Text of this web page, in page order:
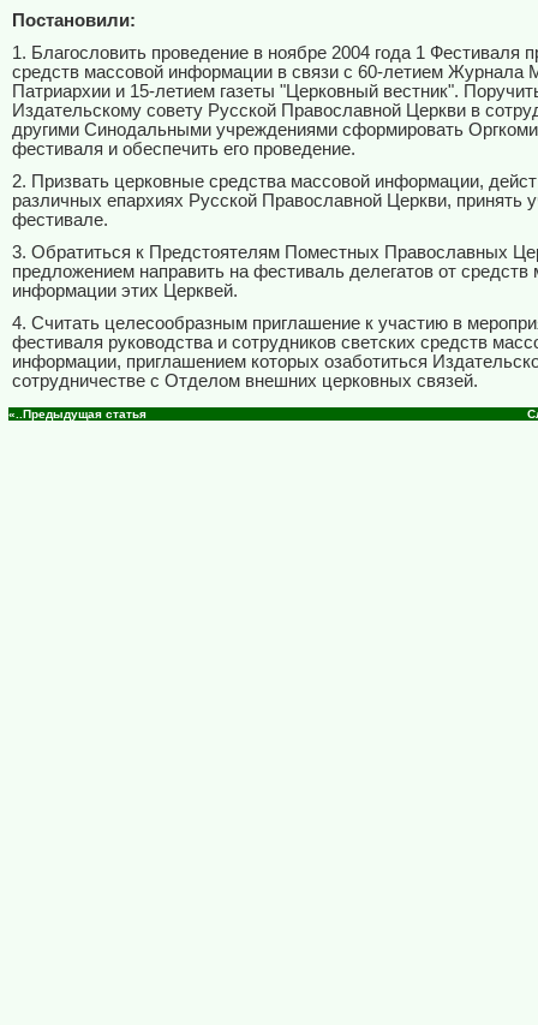
Постановили:
1. Благословить проведение в ноябре 2004 года 1 Фестиваля
средств массовой информации в связи с 60-летием Журнала
Патриархии и 15-летием газеты "Церковный вестник".
Издательскому совету Русской Православной Церкви в
другими Синодальными учреждениями сформировать
фестиваля и обеспечить его проведение.
2. Призвать церковные средства массовой информации,
различных епархиях Русской Православной Церкви, принять
фестивале.
3. Обратиться к Предстоятелям Поместных Православных
предложением направить на фестиваль делегатов от средств
информации этих Церквей.
4. Считать целесообразным приглашение к участию в
фестиваля руководства и сотрудников светских средств
информации, приглашением которых озаботиться
сотрудничестве с Отделом внешних церковных связей.
«..Предыдущая статья